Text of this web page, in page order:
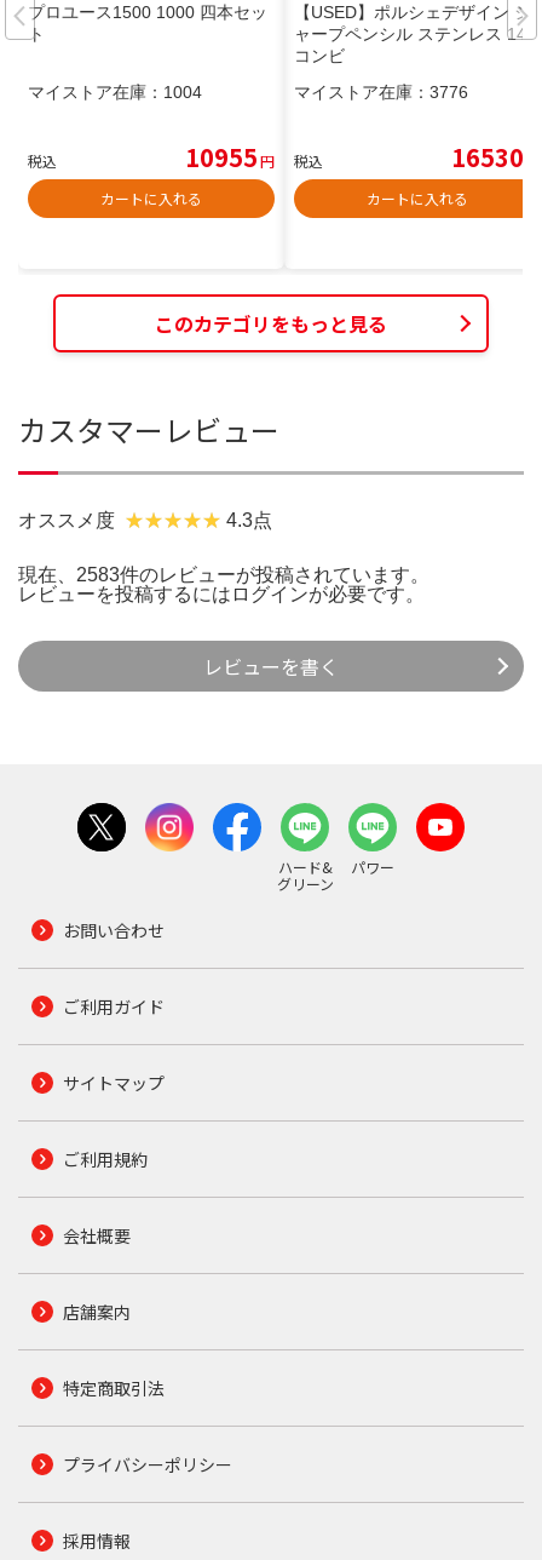
プロユース1500 1000 四本セッ
ト
マイストア在庫： 1004
税込 10955円
カートに入れる
【USED】ポルシェデザイン シ
ャープペンシル ステンレス 14K
コンビ
マイストア在庫： 3776
税込 16530
カートに入れる
このカテゴリをもっと見る
カスタマーレビュー
オススメ度 4.3点
現在、2583件のレビューが投稿されています。
レビューを投稿するには ログインが必要です。
レビューを書く
ハード&
グリーン
パワー
お問い合わせ
ご利用ガイド
サイトマップ
ご利用規約
会社概要
店舗案内
特定商取引法
プライバシーポリシー
採用情報